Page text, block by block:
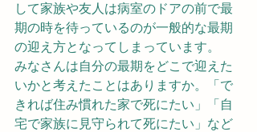
して家族や友人は病室のドアの前で最
期の時を待っているのが一般的な最期
の迎え方となってしまっています。
みなさんは自分の最期をどこで迎えた
いかと考えたことはありますか。「で
きれば住み慣れた家で死にたい」「自
宅で家族に見守られて死にたい」など